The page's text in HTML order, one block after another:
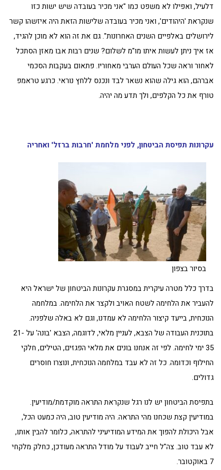
דלעיל, ואפילו לא משפט כמו "אני מכיר בעובדה שיש ישות כזו
שנקראת 'היהודים', ואני מכיר בעובדה שלישות הזאת היה איזשהו קשר
לירושלים באלפיים השנים האחרונות". גם את זה הוא לא מוכן להגיד,
אז איך ניתן לעשות איתו מו"מ לשלום? שנים רבות אבו מאזן הסתכל
לאחור וראה שכל העולם הערבי מאחוריו. פתאום בעקבות הסכמי
אברהם, הוא גילה שהוא נשאר לבד ונכנס ללחץ נוראי. כרגע טראמפ
טורף את כל הקלפים, ולך תדע מה יהיה.
עקרונות תפיסת הביטחון, לפני מלחמת 'חרבות ברזל' ואחריה
בסיור בצפון
בדרך כלל מטרה עיקרית במסגרת עקרונות הביטחון של ישראל היא
להעביר את הלחימה לשטח האויב ולקצר את הלחימה. במלחמה
הנוכחית, בייעד קיצור הלחימה לא עמדנו, וגם לא באלה שלפניה.
בתוכנית העבודה של הצבא, לעניין מלאי, לדוגמה, הצבא 'בונה' על 21-
35 ימי לחימה. לפי זה אנחנו בונים את מלאי הפגזים, הטילים, חלקי
החילוף וכדומה. כל זה לא עבד במלחמה הנוכחית, ונוצרו חוסרים
גדולים.
בתפיסת הביטחון יש לנו רגל שנקראת התראה מוקדמת/מודיעין.
במודיעין קצת שכחנו מהי התראה. היה מודיעין טוב, היה כמעט הכל,
אבל היכולת להפוך את המידע המודיעיני להתראה, כלומר להבין אותו,
לא עבד טוב. צה"ל חייב לעבוד על מודל התראה מעודכן, כחלק מלקחי
7 באוקטובר.